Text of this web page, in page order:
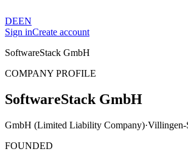
DEEN
Sign inCreate account
SoftwareStack GmbH
COMPANY PROFILE
SoftwareStack GmbH
GmbH (Limited Liability Company)·Villingen-
FOUNDED